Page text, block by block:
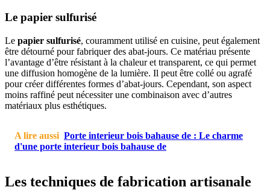
Le papier sulfurisé
Le papier sulfurisé, couramment utilisé en cuisine, peut également
être détourné pour fabriquer des abat-jours. Ce matériau présente
l’avantage d’être résistant à la chaleur et transparent, ce qui permet
une diffusion homogène de la lumière. Il peut être collé ou agrafé
pour créer différentes formes d’abat-jours. Cependant, son aspect
moins raffiné peut nécessiter une combinaison avec d’autres
matériaux plus esthétiques.
A lire aussi Porte interieur bois bahause de : Le charme
d'une porte interieur bois bahause de
Les techniques de fabrication artisanale